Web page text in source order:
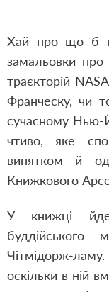
Хай про що б
замальовки про
траєкторій
Франческу, чи
сучасному Нью-
чтиво, яке
винятком й
Книжкового
У книжці
буддійського
Чітмідорж-
оскільки в ній